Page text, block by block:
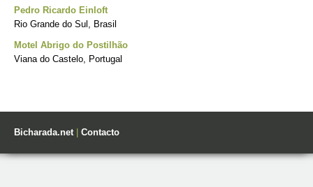
Pedro Ricardo Einloft
Rio Grande do Sul, Brasil
Motel Abrigo do Postilhão
Viana do Castelo, Portugal
Bicharada.net| Contacto